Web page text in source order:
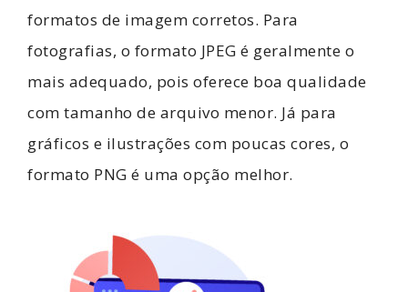
formatos de imagem corretos. Para
fotografias, o formato JPEG é geralmente o
mais adequado, pois oferece boa qualidade
com tamanho de arquivo menor. Já para
gráficos e ilustrações com poucas cores, o
formato PNG é uma opção melhor.